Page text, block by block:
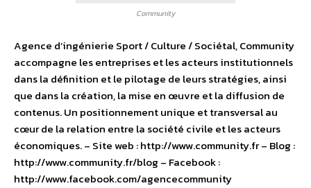
Community
Agence d’ingénierie Sport / Culture / Sociétal, Community
accompagne les entreprises et les acteurs institutionnels
dans la définition et le pilotage de leurs stratégies, ainsi
que dans la création, la mise en œuvre et la diffusion de
contenus. Un positionnement unique et transversal au
cœur de la relation entre la société civile et les acteurs
économiques. – Site web : http://www.community.fr – Blog :
http://www.community.fr/blog – Facebook :
http://www.facebook.com/agencecommunity